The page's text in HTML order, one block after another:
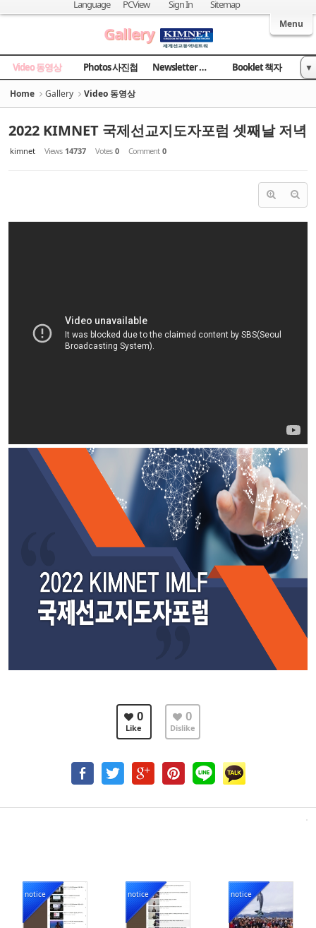
Welcome to Kingdom Inter-Missions Network
Language PCView Sign In Sitemap
Menu
Gallery
Video 동영상 Photos 사진첩 Newsletter 소식지 Booklet 책자
News 국민일보
▼
Home Gallery Video 동영상
2022 KIMNET 국제선교지도자포럼 셋째날 저녁
kimnet Views 14737 Votes 0 Comment 0
0
Like
0
Dislike
notice
13149
notice
13001
notice
14780